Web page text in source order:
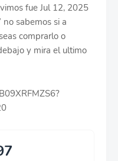
fue Jul 12, 2025
sabemos si a
comprarlo o
y mira el ultimo